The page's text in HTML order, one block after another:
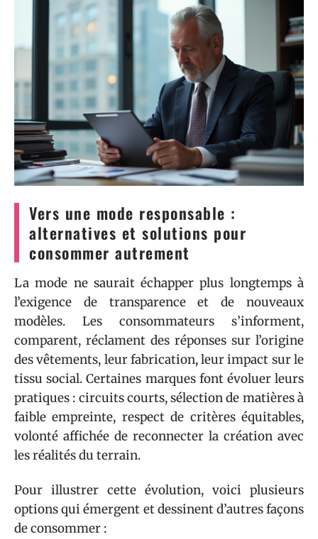
Vers une mode responsable :
alternatives et solutions pour
consommer autrement
La mode ne saurait échapper plus longtemps à
l’exigence de transparence et de nouveaux
modèles. Les consommateurs s’informent,
comparent, réclament des réponses sur l’origine
des vêtements, leur fabrication, leur impact sur le
tissu social. Certaines marques font évoluer leurs
pratiques : circuits courts, sélection de matières à
faible empreinte, respect de critères équitables,
volonté affichée de reconnecter la création avec
les réalités du terrain.
Pour illustrer cette évolution, voici plusieurs
options qui émergent et dessinent d’autres façons
de consommer :